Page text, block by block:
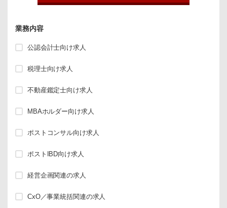
業務内容
公認会計士向け求人
税理士向け求人
不動産鑑定士向け求人
MBAホルダー向け求人
ポストコンサル向け求人
ポストIBD向け求人
経営企画関連の求人
CxO／事業統括関連の求人